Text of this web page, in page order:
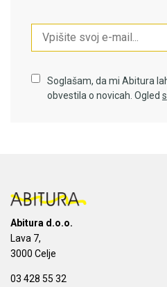
Soglašam, da mi Abitura
obvestila o novicah. Ogled
Abitura d.o.o.
Lava 7,
3000 Celje
03 428 55 32